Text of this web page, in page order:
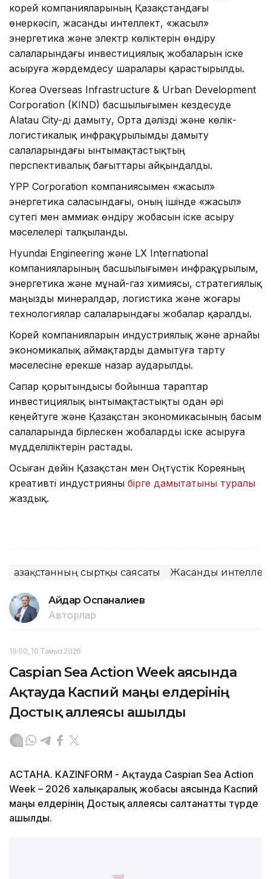
корей компанияларының Қазақстандағы
өнеркәсіп, жасанды интеллект, «жасыл»
энергетика және электр көліктерін өндіру
салаларындағы инвестициялық жобаларын іске
асыруға жәрдемдесу шаралары қарастырылды.
Korea Overseas Infrastructure & Urban Development
Corporation (KIND) басшылығымен кездесуде
Alatau City-ді дамыту, Орта дәлізді және көлік-
логистикалық инфрақұрылымды дамыту
салаларындағы ынтымақтастықтың
перспективалық бағыттары айқындалды.
YPP Corporation компаниясымен «жасыл»
энергетика саласындағы, оның ішінде «жасыл»
сутегі мен аммиак өндіру жобасын іске асыру
мәселелері талқыланды.
Hyundai Engineering және LX International
компанияларының басшылығымен инфрақұрылым,
энергетика және мұнай-газ химиясы, стратегиялық
маңызды минералдар, логистика және жоғары
технологиялар салаларындағы жобалар қаралды.
Корей компанияларын индустриялық және арнайы
экономикалық аймақтарды дамытуға тарту
мәселесіне ерекше назар аударылды.
Сапар қорытындысы бойынша тараптар
инвестициялық ынтымақтастықты одан әрі
кеңейтуге және Қазақстан экономикасының басым
салаларында бірлескен жобаларды іске асыруға
мүдделіліктерін растады.
Осыған дейін Қазақстан мен Оңтүстік Кореяның
креативті индустрияны бірге дамытатыны туралы
жаздық.
Қазақстанның сыртқы саясаты Жасанды
Айдар Оспаналиев
Авторлар
19:00, 10 Тамыз 2026
Caspian Sea Action Week аясында
Ақтауда Каспий маңы елдерінің
Достық аллеясы ашылды
АСТАНА. KAZINFORM - Ақтауда Caspian Sea Action
Week – 2026 халықаралық жобасы аясында Каспий
маңы елдерінің Достық аллеясы салтанатты түрде
ашылды.